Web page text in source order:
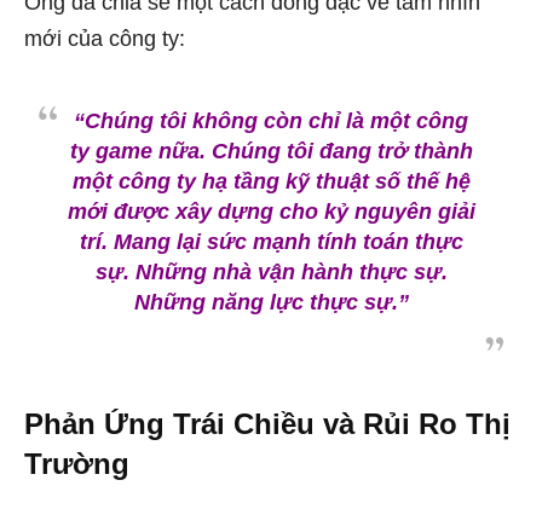
mới của công ty:
“Chúng tôi không còn chỉ là một công
ty game nữa. Chúng tôi đang trở thành
một công ty hạ tầng kỹ thuật số thế hệ
mới được xây dựng cho kỷ nguyên giải
trí. Mang lại sức mạnh tính toán thực
sự. Những nhà vận hành thực sự.
Những năng lực thực sự.”
Phản Ứng Trái Chiều và Rủi Ro Thị
Trường